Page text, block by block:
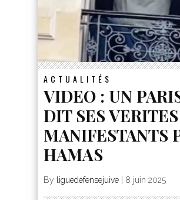
ACTUALITÉS
VIDEO : UN
DIT SES
MANIFESTANTS
HAMAS
By liguedefensejuive 8 juin 2025